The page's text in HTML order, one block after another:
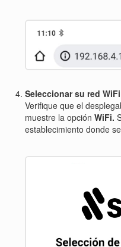
Seleccionar su red WiFi
Verifique que el
muestre la opciónWiFi.
establecimiento donde